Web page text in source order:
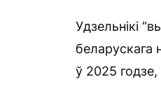
Удзельнікі
беларускага
ў 2025 годзе,